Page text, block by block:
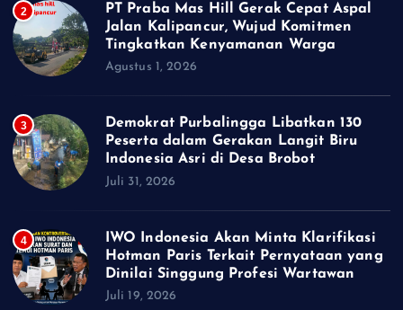
2
PT Praba Mas Hill Gerak Cepat Aspal
Jalan Kalipancur, Wujud Komitmen
Tingkatkan Kenyamanan Warga
Agustus 1, 2026
3
Demokrat Purbalingga Libatkan 130
Peserta dalam Gerakan Langit Biru
Indonesia Asri di Desa Brobot
Juli 31, 2026
4
IWO Indonesia Akan Minta Klarifikasi
Hotman Paris Terkait Pernyataan yang
Dinilai Singgung Profesi Wartawan
Juli 19, 2026